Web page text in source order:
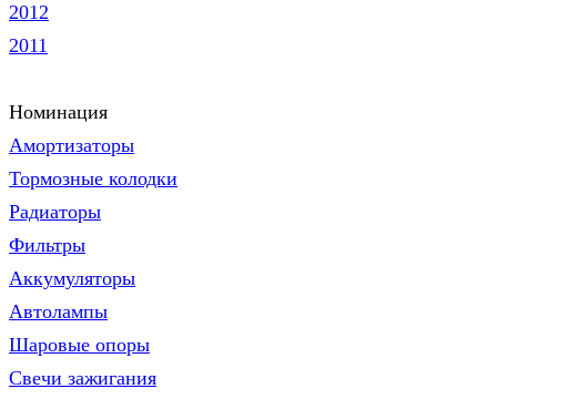
2012
2011
Номинация
Амортизаторы
Тормозные колодки
Радиаторы
Фильтры
Аккумуляторы
Автолампы
Шаровые опоры
Свечи зажигания